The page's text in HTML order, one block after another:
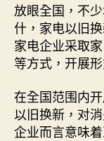
放眼全国，不
什，家电以旧
家电企业采取
等方式，开展
在全国范围内
以旧换新，对
企业而言意味